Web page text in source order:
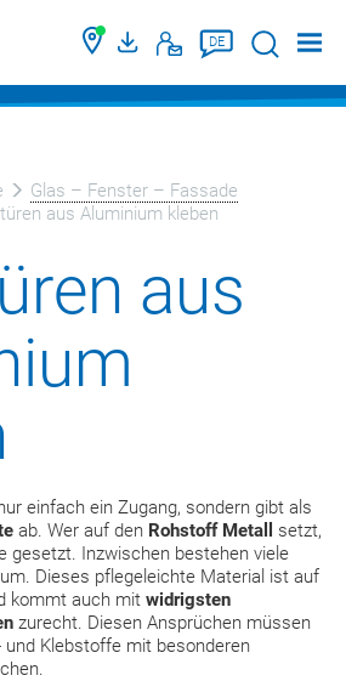
DE Suche
Glas – Fenster – Fassade
aus Aluminium kleben
aus
einfach ein Zugang, sondern gibt als
ab. Wer auf den Rohstoff Metall
setzt,
gesetzt. Inzwischen bestehen viele
Dieses pflegeleichte Material ist auf
kommt auch mit widrigsten
zurecht. Diesen Ansprüchen müssen
Klebstoffe mit besonderen